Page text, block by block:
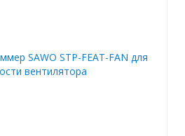
SAWO STP-FEAT-FAN для
вентилятора